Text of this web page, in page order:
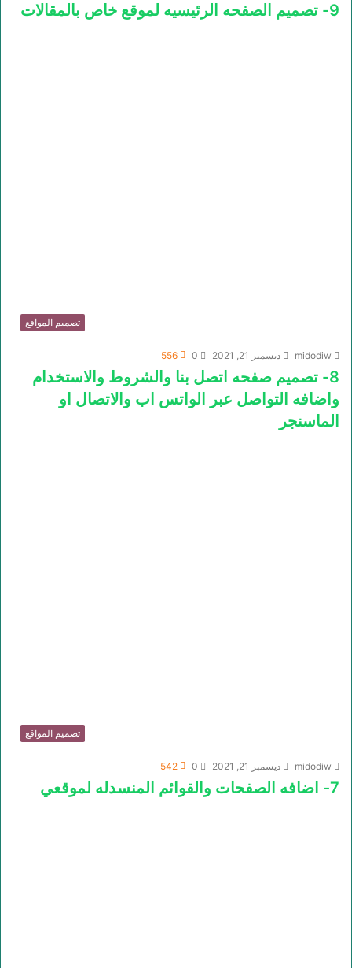
9- تصميم الصفحه الرئيسيه لموقع خاص بالمقالات
تصميم المواقع
midodiw ديسمبر 21, 2021 0
556
8- تصميم صفحه اتصل بنا والشروط والاستخدام
واضافه التواصل عبر الواتس اب والاتصال او
الماسنجر
تصميم المواقع
midodiw ديسمبر 21, 2021 0
542
7- اضافه الصفحات والقوائم المنسدله لموقعي